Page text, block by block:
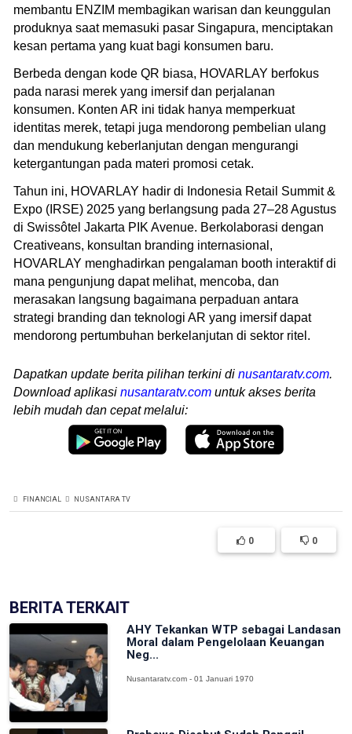
membantu ENZIM membagikan warisan dan keunggulan
produknya saat memasuki pasar Singapura, menciptakan
kesan pertama yang kuat bagi konsumen baru.
Berbeda dengan kode QR biasa, HOVARLAY berfokus
pada narasi merek yang imersif dan perjalanan
konsumen. Konten AR ini tidak hanya memperkuat
identitas merek, tetapi juga mendorong pembelian ulang
dan mendukung keberlanjutan dengan mengurangi
ketergantungan pada materi promosi cetak.
Tahun ini, HOVARLAY hadir di Indonesia Retail Summit &
Expo (IRSE) 2025 yang berlangsung pada 27–28 Agustus
di Swissôtel Jakarta PIK Avenue. Berkolaborasi dengan
Creativeans, konsultan branding internasional,
HOVARLAY menghadirkan pengalaman booth interaktif di
mana pengunjung dapat melihat, mencoba, dan
merasakan langsung bagaimana perpaduan antara
strategi branding dan teknologi AR yang imersif dapat
mendorong pertumbuhan berkelanjutan di sektor ritel.
Dapatkan update berita pilihan terkini di nusantaratv.com.
Download aplikasi nusantaratv.com untuk akses berita
lebih mudah dan cepat melalui:
FINANCIAL NUSANTARA TV
0 0
BERITA TERKAIT
AHY Tekankan WTP sebagai Landasan
Moral dalam Pengelolaan Keuangan
Neg...
Nusantaratv.com - 01 Januari 1970